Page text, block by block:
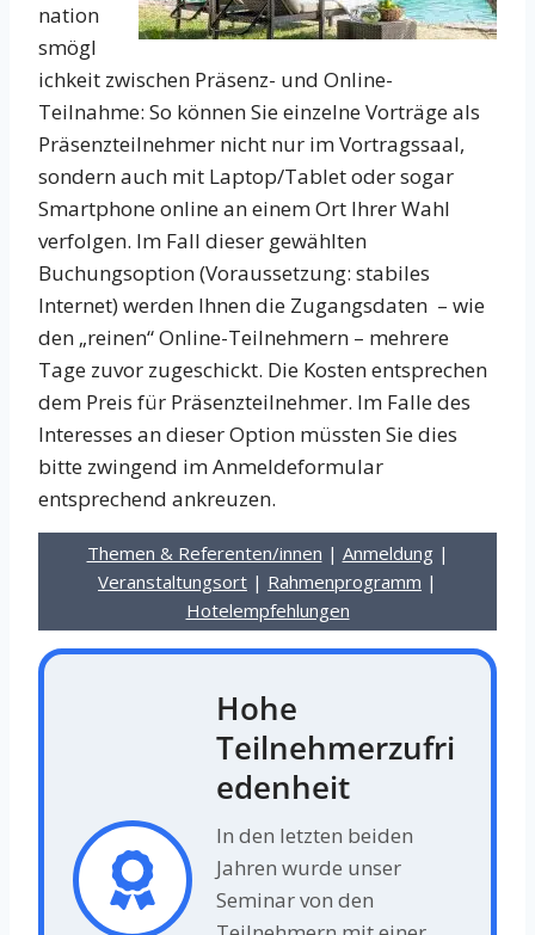
nation
smögl
ichkeit zwischen Präsenz- und Online-
Teilnahme: So können Sie einzelne Vorträge als
Präsenzteilnehmer nicht nur im Vortragssaal,
sondern auch mit Laptop/Tablet oder sogar
Smartphone online an einem Ort Ihrer Wahl
verfolgen. Im Fall dieser gewählten
Buchungsoption (Voraussetzung: stabiles
Internet) werden Ihnen die Zugangsdaten – wie
den „reinen“ Online-Teilnehmern – mehrere
Tage zuvor zugeschickt. Die Kosten entsprechen
dem Preis für Präsenzteilnehmer. Im Falle des
Interesses an dieser Option müssten Sie dies
bitte zwingend im Anmeldeformular
entsprechend ankreuzen.
Themen & Referenten/innen | Anmeldung|
Veranstaltungsort | Rahmenprogramm |
Hotelempfehlungen
Hohe
Teilnehmerzufri
edenheit
In den letzten beiden
Jahren wurde unser
Seminar von den